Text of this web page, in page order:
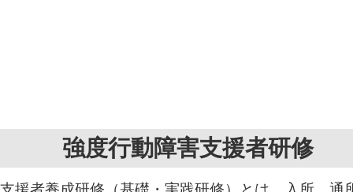
強度行動障害支援者研修